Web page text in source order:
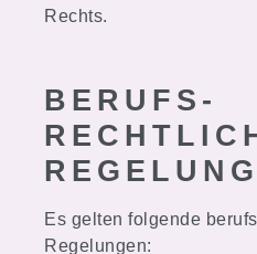
Rechts.
BERUFS­
Es gelten folgende
Regelungen: